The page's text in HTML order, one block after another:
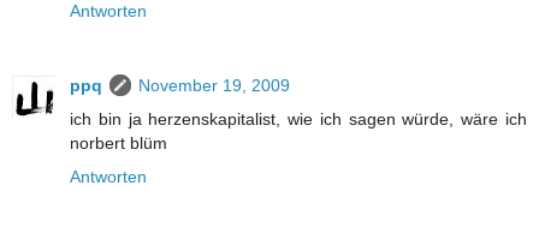
Antworten
ppq
November 19, 2009
ich bin ja herzenskapitalist, wie ich sagen würde, wäre ich
norbert blüm
Antworten